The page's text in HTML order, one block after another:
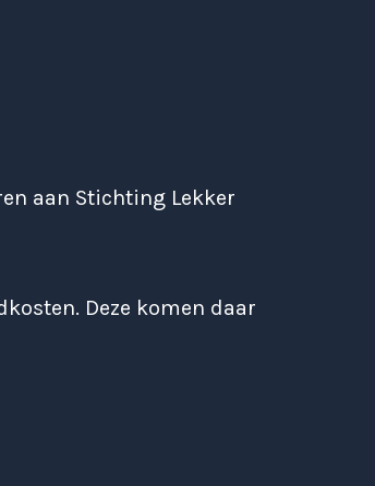
aan Stichting Lekker
Deze komen daar